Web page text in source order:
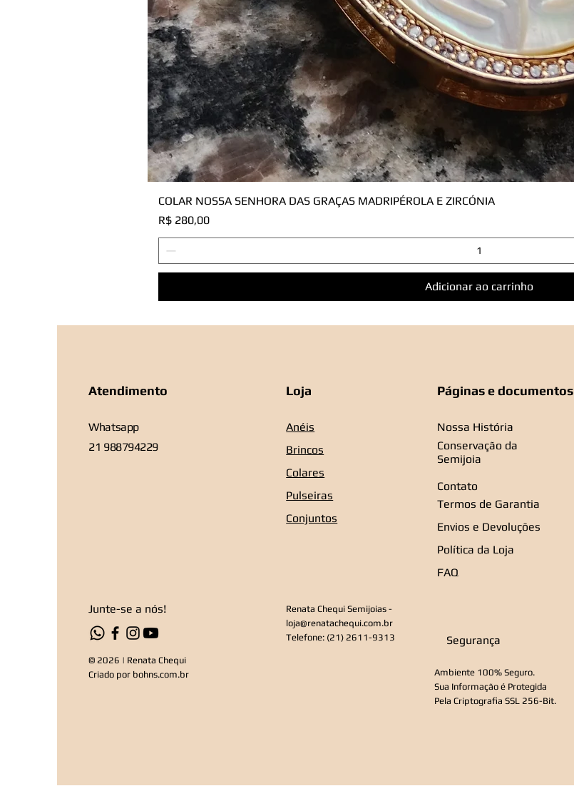
Visualização rápida
COLAR NOSSA SENHORA DAS GRAÇAS MADRIPÉROLA E ZIRCÓNIA
Preço
R$ 280,00
Adicionar ao carrinho
Atendimento
Whatsapp
21 988794229
Junte-se a nós!
© 2026 | Renata Chequi
Criado por bohns.com.br
Loja
Anéis
Brincos
Colares
Pulseiras
Conjuntos
Renata Chequi Semijoias -
loja@renatachequi.com.br
Telefone: (21) 2611-9313
Páginas e documentos
Nossa História
Conservação da
Semijoia
Contato
Termos de Garantia
Envios e Devoluções
Política da Loja
FAQ
Segurança
Ambiente 100% Seguro.
Sua Informação é Protegida
Pela Criptografia SSL 256-Bit.